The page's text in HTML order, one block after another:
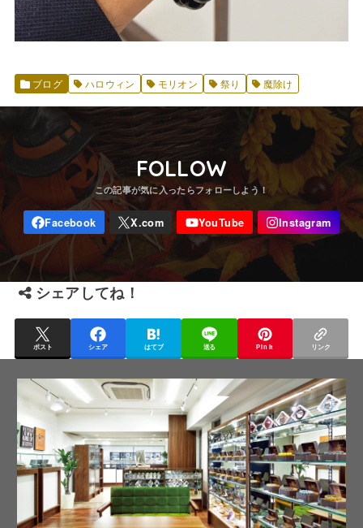
ブログ ハロウィン モリオン 祭り 魔除け
FOLLOW
シェアしてね！
ポスト シェア はてブ 送る Pin it リンク